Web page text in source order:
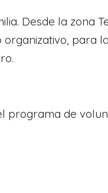
Desde la zona
para
de